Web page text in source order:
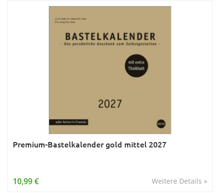
Premium-Bastelkalender gold mittel 2027
Weitere Details »
10,99 €